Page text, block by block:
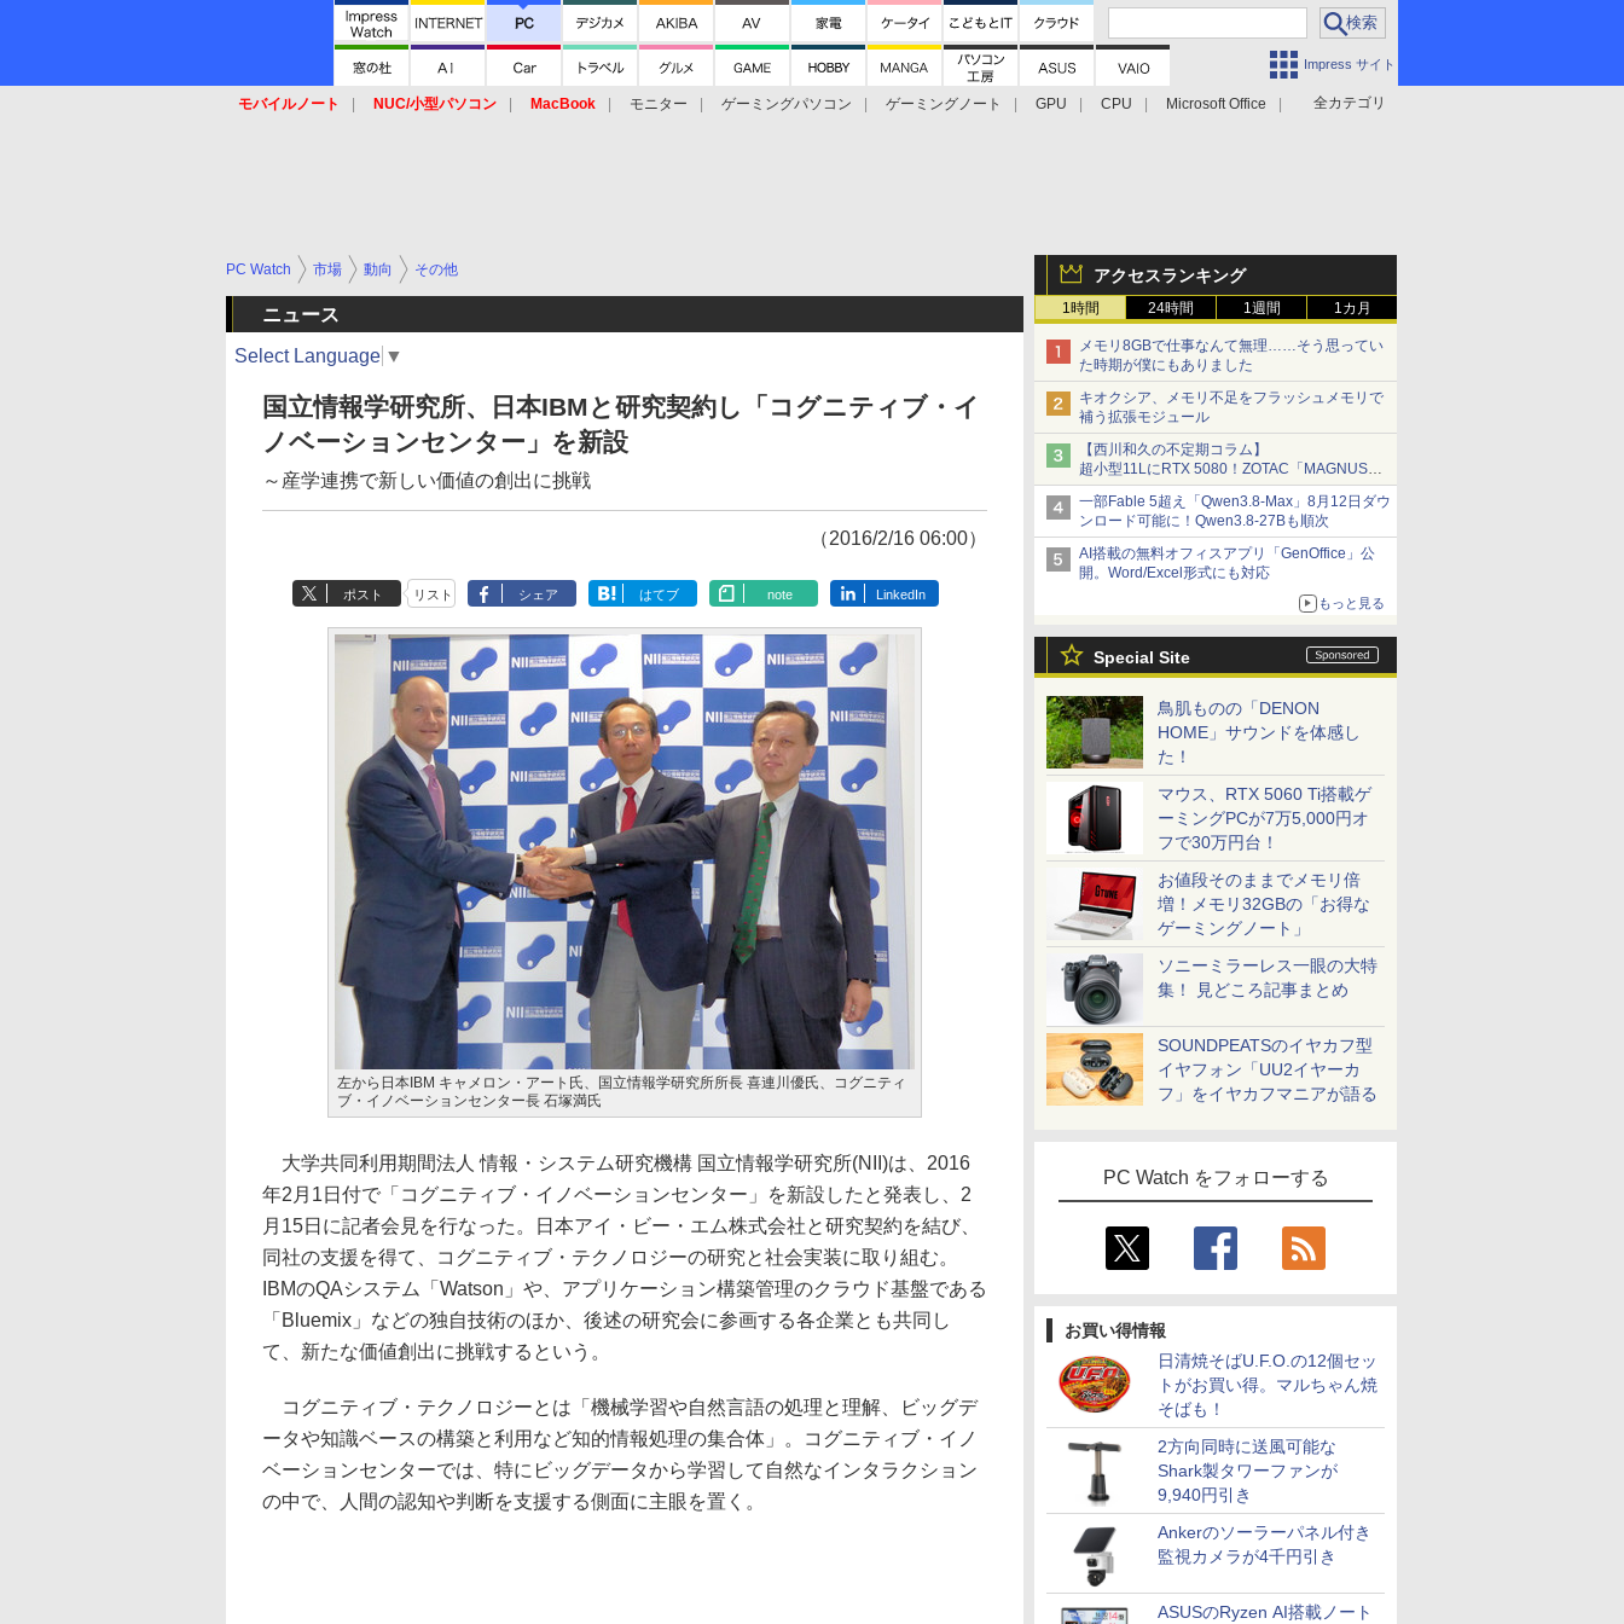
Impress サイト
全カテゴリ
モバイルノート NUC/小型パソコン MacBook モニター ゲーミングパソコン ゲーミングノート GPU CPU
Microsoft Office
アクセスランキング
1時間 24時間 1週間 1カ月
メモリ8GBで仕事なんて無理……そう思ってい
た時期が僕にもありました
キオクシア、メモリ不足をフラッシュメモリで
補う拡張モジュール
【西川和久の不定期コラム】
超小型11LにRTX 5080！ZOTAC「MAGNUS
ONE」最上位機の実力を探る
一部Fable 5超え「Qwen3.8-Max」8月12日ダウ
ンロード可能に！Qwen3.8-27Bも順次
AI搭載の無料オフィスアプリ「GenOffice」公
開。Word/Excel形式にも対応
もっと見る
Special Site
鳥肌ものの「DENON
HOME」サウンドを体感し
た！
マウス、RTX 5060 Ti搭載ゲ
ーミングPCが7万5,000円オ
フで30万円台！
お値段そのままでメモリ倍
増！メモリ32GBの「お得な
ゲーミングノート」
ソニーミラーレス一眼の大特
集！ 見どころ記事まとめ
SOUNDPEATSのイヤカフ型
イヤフォン「UU2イヤーカ
フ」をイヤカフマニアが語る
PC Watch をフォローする
お買い得情報
日清焼そばU.F.O.の12個セッ
トがお買い得。マルちゃん焼
そばも！
2方向同時に送風可能な
Shark製タワーファンが
9,940円引き
Ankerのソーラーパネル付き
監視カメラが4千円引き
ASUSのRyzen AI搭載ノート
PC Watch 市場 動向 その他
ニュース
Select Language ▼
国立情報学研究所、日本IBMと研究契約し「コグニティブ・イ
ノベーションセンター」を新設
～産学連携で新しい価値の創出に挑戦
（2016/2/16 06:00）
ポスト リスト シェア はてブ note LinkedIn
左から日本IBM キャメロン・アート氏、国立情報学研究所所長 喜連川優氏、コグニティ
ブ・イノベーションセンター長 石塚満氏
大学共同利用期間法人 情報・システム研究機構 国立情報学研究所(NII)は、2016
年2月1日付で「コグニティブ・イノベーションセンター」を新設したと発表し、2
月15日に記者会見を行なった。日本アイ・ビー・エム株式会社と研究契約を結び、
同社の支援を得て、コグニティブ・テクノロジーの研究と社会実装に取り組む。
IBMのQAシステム「Watson」や、アプリケーション構築管理のクラウド基盤である
「Bluemix」などの独自技術のほか、後述の研究会に参画する各企業とも共同し
て、新たな価値創出に挑戦するという。
コグニティブ・テクノロジーとは「機械学習や自然言語の処理と理解、ビッグデ
ータや知識ベースの構築と利用など知的情報処理の集合体」。コグニティブ・イノ
ベーションセンターでは、特にビッグデータから学習して自然なインタラクション
の中で、人間の認知や判断を支援する側面に主眼を置く。